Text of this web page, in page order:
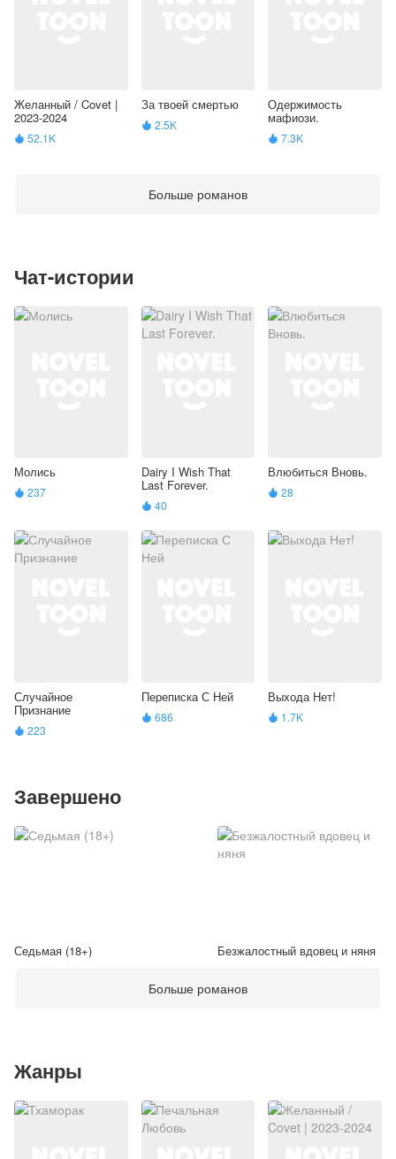
Желанный / Covet |
2023-2024
 52.1K
За твоей смертью
 2.5K
Одержимость
мафиози.
 7.3K
Больше романов
Чат-истории
Молись
 237
Dairy I Wish That
Last Forever.
 40
Влюбиться Вновь.
 28
Случайное
Признание
 223
Переписка С Ней
 686
Выхода Нет!
 1.7K
Завершено
Седьмая (18+) Безжалостный вдовец и няня
Больше романов
Жанры